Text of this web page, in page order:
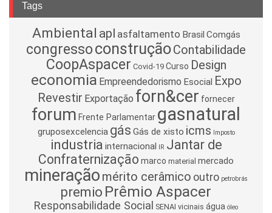
Tags
Ambiental apl asfaltamento Brasil Comgás
congressoconstruçãoContabilidade
CoopAspacer Covid-19 Curso Design
economia Empreendedorismo Esocial Expo
Revestir Exportação forn&cer fornecer
forum Frente Parlamentar gasnatural
gruposexcelencia gás Gás de xisto icms Imposto
industria internacional IR Jantar de
Confraternização marco material mercado
mineração mérito cerâmico outro petrobrás
premio Prêmio Aspacer
Responsabilidade Social SENAI vicinais água óleo